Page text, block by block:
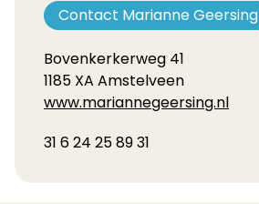
Contact Marianne Geersing
Bovenkerkerweg 41
1185 XA Amstelveen
www.mariannegeersing.nl
31 6 24 25 89 31